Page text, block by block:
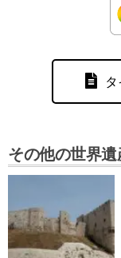
その他の世界